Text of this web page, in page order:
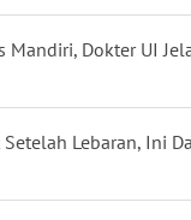
Mandiri, Dokter UI
Lebaran, Ini